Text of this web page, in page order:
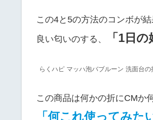
この4と5の方法のコンボが
良い匂いのする、
「1日
らくハピ マッハ泡バブルーン 洗面台
この商品は何かの折にCMか
「何これ使ってみた